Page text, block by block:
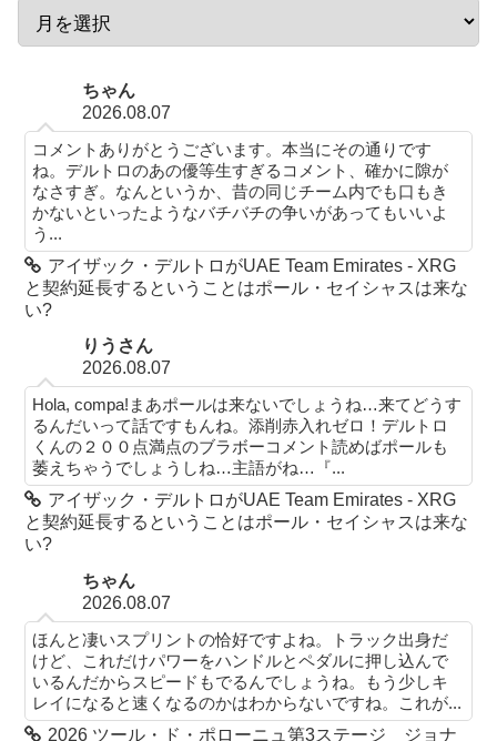
ちゃん
2026.08.07
コメントありがとうございます。本当にその通りです
ね。デルトロのあの優等生すぎるコメント、確かに隙が
なさすぎ。なんというか、昔の同じチーム内でも口もき
かないといったようなバチバチの争いがあってもいいよ
う...
アイザック・デルトロがUAE Team Emirates - XRG
と契約延長するということはポール・セイシャスは来な
い?
りうさん
2026.08.07
Hola, compa!まあポールは来ないでしょうね…来てどうす
るんだいって話ですもんね。添削赤入れゼロ！デルトロ
くんの２００点満点のブラボーコメント読めばポールも
萎えちゃうでしょうしね…主語がね…『...
アイザック・デルトロがUAE Team Emirates - XRG
と契約延長するということはポール・セイシャスは来な
い?
ちゃん
2026.08.07
ほんと凄いスプリントの恰好ですよね。トラック出身だ
けど、これだけパワーをハンドルとペダルに押し込んで
いるんだからスピードもでるんでしょうね。もう少しキ
レイになると速くなるのかはわからないですね。これが...
2026 ツール・ド・ポローニュ第3ステージ ジョナ